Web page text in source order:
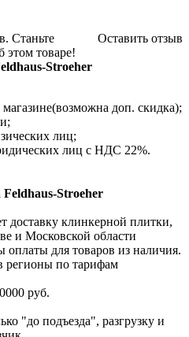
Оставить отзыв
Станьте
этом товаре!
Stroeher
доп. скидка);
лиц;
лиц с НДС 22%.
Feldhaus-Stroeher
доставку клинкерной плитки,
и Московской области
для товаров из наличия.
регионы по тарифам
руб.
"до подъезда", разгрузку и